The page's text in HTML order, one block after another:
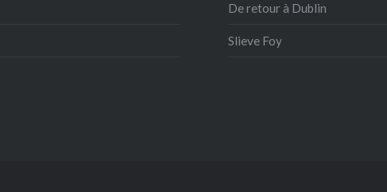
De retour à Dublin
Slieve Foy